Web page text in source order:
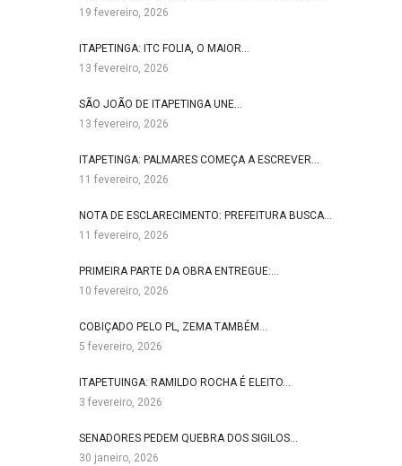
19 fevereiro, 2026
ITAPETINGA: ITC FOLIA, O MAIOR…
13 fevereiro, 2026
SÃO JOÃO DE ITAPETINGA UNE…
13 fevereiro, 2026
ITAPETINGA: PALMARES COMEÇA A ESCREVER…
11 fevereiro, 2026
NOTA DE ESCLARECIMENTO: PREFEITURA BUSCA…
11 fevereiro, 2026
PRIMEIRA PARTE DA OBRA ENTREGUE:…
10 fevereiro, 2026
COBIÇADO PELO PL, ZEMA TAMBÉM…
5 fevereiro, 2026
ITAPETUINGA: RAMILDO ROCHA É ELEITO…
3 fevereiro, 2026
SENADORES PEDEM QUEBRA DOS SIGILOS…
30 janeiro, 2026